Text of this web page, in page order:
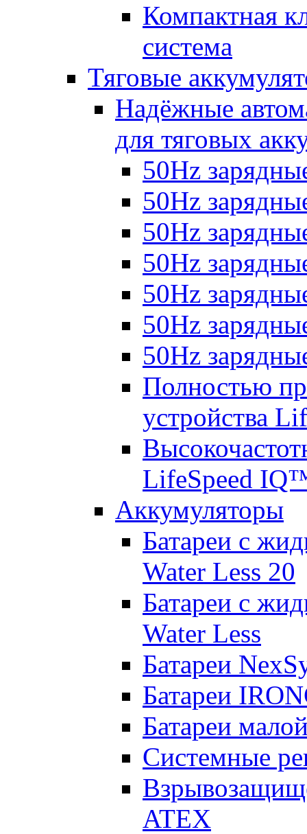
Компактная
система
Тяговые
Надёжные
для тяговых
50Hz
50Hz
50Hz
50Hz
50Hz
50Hz
50Hz
Полностью
устройства
LifeSpeed
Аккумуляторы
Батареи с
Water Less 20
Батареи с
Water Less
Батареи
Батареи
Батареи
Системные
ATEX